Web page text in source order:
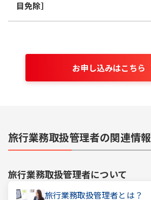
目免除］
お申し込みはこちら
旅行業務取扱管理者の関連情報
旅行業務取扱管理者について
旅行業務取扱管理者とは？